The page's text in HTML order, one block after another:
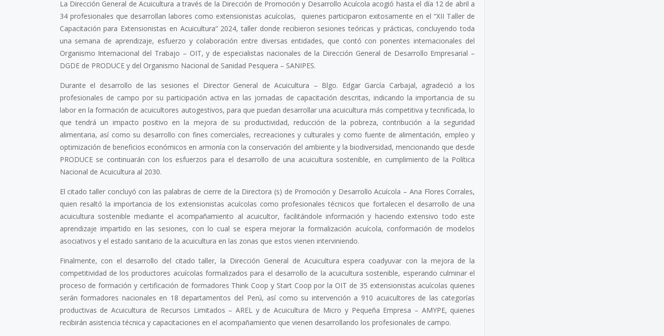
La Dirección General de Acuicultura a través de la Dirección de Promoción y Desarrollo Acuícola acogió hasta el día 12 de abril a
34 profesionales que desarrollan labores como extensionistas acuícolas, quienes participaron exitosamente en el “XII Taller de
Capacitación para Extensionistas en Acuicultura” 2024, taller donde recibieron sesiones teóricas y prácticas, concluyendo toda
una semana de aprendizaje, esfuerzo y colaboración entre diversas entidades, que contó con ponentes internacionales del
Organismo Internacional del Trabajo – OIT, y de especialistas nacionales de la Dirección General de Desarrollo Empresarial –
DGDE de PRODUCE y del Organismo Nacional de Sanidad Pesquera – SANIPES.
Durante el desarrollo de las sesiones el Director General de Acuicultura – Blgo. Edgar García Carbajal, agradeció a los
profesionales de campo por su participación activa en las jornadas de capacitación descritas, indicando la importancia de su
labor en la formación de acuicultores autogestivos, para que puedan desarrollar una acuicultura más competitiva y tecnificada, lo
que tendrá un impacto positivo en la mejora de su productividad, reducción de la pobreza, contribución a la seguridad
alimentaria, así como su desarrollo con fines comerciales, recreaciones y culturales y como fuente de alimentación, empleo y
optimización de beneficios económicos en armonía con la conservación del ambiente y la biodiversidad, mencionando que desde
PRODUCE se continuarán con los esfuerzos para el desarrollo de una acuicultura sostenible, en cumplimiento de la Política
Nacional de Acuicultura al 2030.
El citado taller concluyó con las palabras de cierre de la Directora (s) de Promoción y Desarrollo Acuícola – Ana Flores Corrales,
quien resaltó la importancia de los extensionistas acuícolas como profesionales técnicos que fortalecen el desarrollo de una
acuicultura sostenible mediante el acompañamiento al acuicultor, facilitándole información y haciendo extensivo todo este
aprendizaje impartido en las sesiones, con lo cual se espera mejorar la formalización acuícola, conformación de modelos
asociativos y el estado sanitario de la acuicultura en las zonas que estos vienen interviniendo.
Finalmente, con el desarrollo del citado taller, la Dirección General de Acuicultura espera coadyuvar con la mejora de la
competitividad de los productores acuícolas formalizados para el desarrollo de la acuicultura sostenible, esperando culminar el
proceso de formación y certificación de formadores Think Coop y Start Coop por la OIT de 35 extensionistas acuícolas quienes
serán formadores nacionales en 18 departamentos del Perú, así como su intervención a 910 acuicultores de las categorías
productivas de Acuicultura de Recursos Limitados – AREL y de Acuicultura de Micro y Pequeña Empresa – AMYPE, quienes
recibirán asistencia técnica y capacitaciones en el acompañamiento que vienen desarrollando los profesionales de campo.